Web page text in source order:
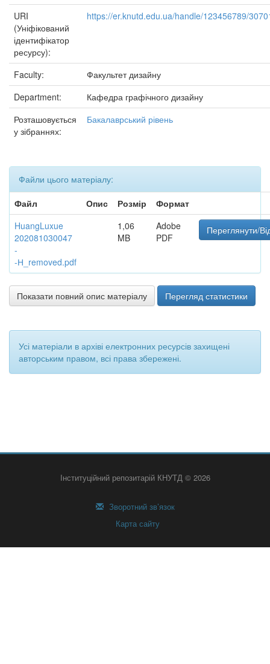
URI
(Уніфікований
ідентифікатор
ресурсу):
https://er.knutd.edu.ua/handle/123456789/
Faculty:
Факультет дизайну
Department:
Кафедра графічного дизайну
Розташовується
у зібраннях:
Бакалаврський рівень
Файли цього матеріалу:
Файл
Опис Розмір
Формат
HuangLuxue
202081030047
-
-Н_removed.pdf
1,06
MB
Adobe
PDF
Переглянути/
Показати повний опис матеріалу Перегляд статистики
Усі матеріали в архіві електронних ресурсів захищені
авторським правом, всі права збережені.
Інституційний репозитарій КНУТД © 2026
Зворотний зв’язок
Карта сайту